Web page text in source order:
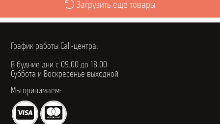
Загрузить еще товары
График работы Call-центра:
В будние дни с 09.00 до 18.00
Суббота и Воскресенье выходной
Мы принимаем: